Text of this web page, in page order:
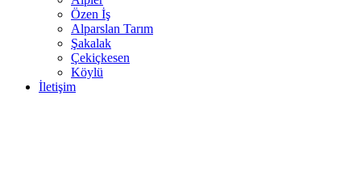
Özen İş
Alparslan Tarım
Şakalak
Çekiçkesen
Köylü
İletişim